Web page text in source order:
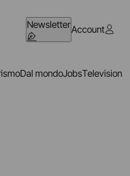
NewsletterAccount
Dal mondoJobsTelevision